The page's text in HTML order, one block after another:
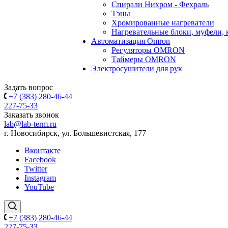
Спирали Нихром - Фехраль
Тэны
Хромированные нагреватели
Нагревательные блоки, муфели,
Автоматизация Omron
Регуляторы OMRON
Таймеры OMRON
Электросушители для рук
Задать вопрос
+7 (383) 280-46-44
227-75-33
Заказать звонок
lab@lab-term.ru
г. Новосибирск, ул. Большевистская, 177
Вконтакте
Facebook
Twitter
Instagram
YouTube
+7 (383) 280-46-44